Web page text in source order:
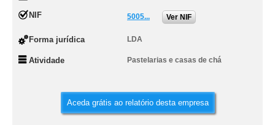
NIF 5005... Ver NIF
Forma jurídica LDA
Atividade Pastelarias e casas de chá
Aceda grátis ao relatório desta empresa